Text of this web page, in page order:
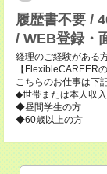
履歴書不要 /
/ WEB登録・
経理のご経験がある
【FlexibleCAREER
こちらのお仕事は下
◆世帯または本人収
◆昼間学生の方
◆60歳以上の方